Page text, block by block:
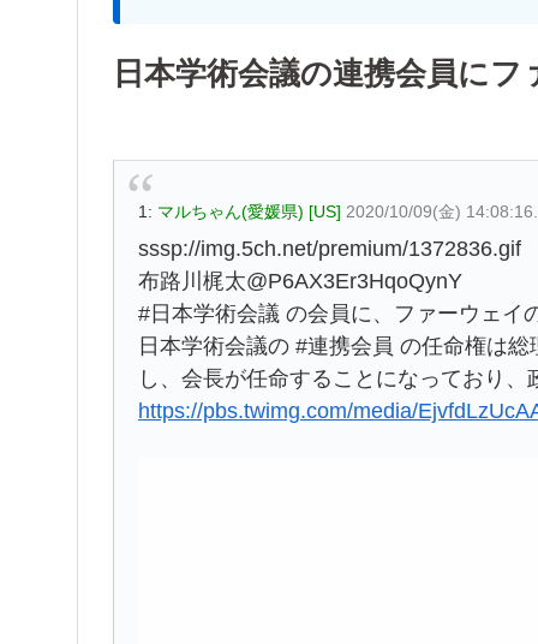
日本学術会議の連携会員に
1: マルちゃん(愛媛県) [US] 2020/10/09(金)
sssp://img.5ch.net/premium/1372836.gif
布路川梶太@P6AX3Er3HqoQynY
#日本学術会議 の会員に、ファーウェイ
日本学術会議の #連携会員 の任命権は
し、会長が任命することになっており
https://pbs.twimg.com/media/